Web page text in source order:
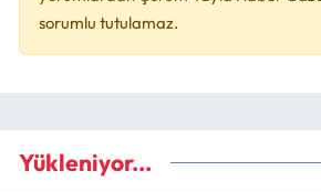
sorumlu tutulamaz.
Yükleniyor...